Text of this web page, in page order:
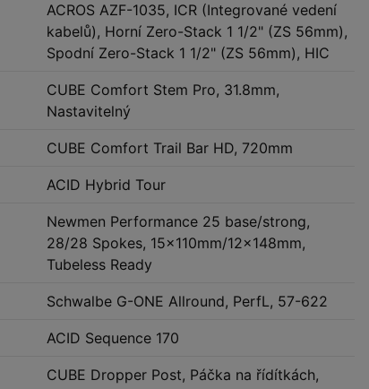
ACROS AZF-1035, ICR (Integrované vedení
kabelů), Horní Zero-Stack 1 1/2" (ZS 56mm),
Spodní Zero-Stack 1 1/2" (ZS 56mm), HIC
CUBE Comfort Stem Pro, 31.8mm,
Nastavitelný
CUBE Comfort Trail Bar HD, 720mm
ACID Hybrid Tour
Newmen Performance 25 base/strong,
28/28 Spokes, 15x110mm/12x148mm,
Tubeless Ready
Schwalbe G-ONE Allround, PerfL, 57-622
ACID Sequence 170
CUBE Dropper Post, Páčka na řídítkách,